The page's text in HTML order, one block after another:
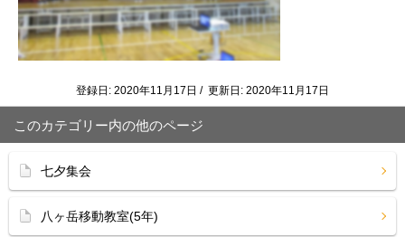
登録日: 2020年11月17日 / 更新日: 2020年11月17日
このカテゴリー内の他のページ
七夕集会
八ヶ岳移動教室(5年)